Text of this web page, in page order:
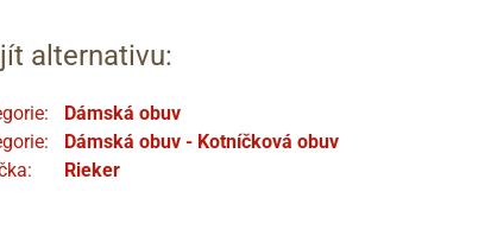
alternativu:
Dámská obuv
Dámská obuv - Kotníčková obuv
Rieker